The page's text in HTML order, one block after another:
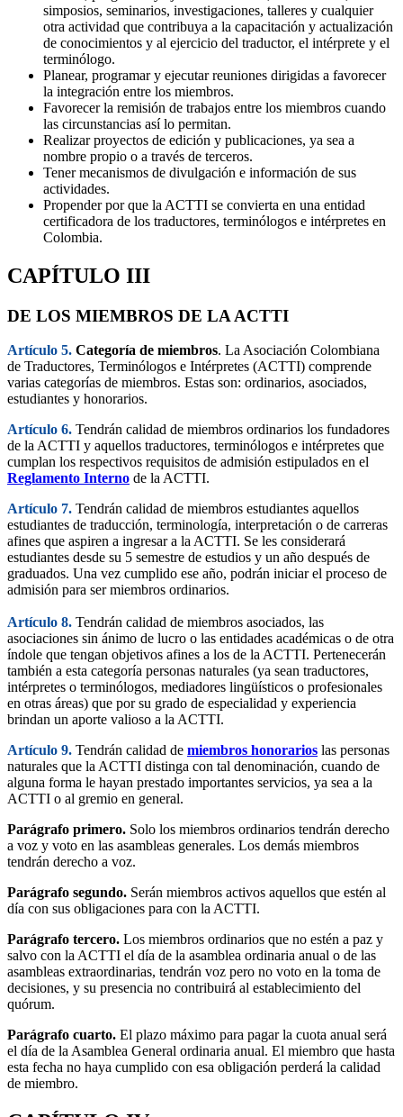
simposios, seminarios, investigaciones, talleres y cualquier
otra actividad que contribuya a la capacitación y actualización
de conocimientos y al ejercicio del traductor, el intérprete y el
terminólogo.
Planear, programar y ejecutar reuniones dirigidas a favorecer
la integración entre los miembros.
Favorecer la remisión de trabajos entre los miembros cuando
las circunstancias así lo permitan.
Realizar proyectos de edición y publicaciones, ya sea a
nombre propio o a través de terceros.
Tener mecanismos de divulgación e información de sus
actividades.
Propender por que la ACTTI se convierta en una entidad
certificadora de los traductores, terminólogos e intérpretes en
Colombia.
CAPÍTULO III
DE LOS MIEMBROS DE LA ACTTI
Artículo 5. Categoría de miembros. La Asociación Colombiana
de Traductores, Terminólogos e Intérpretes (ACTTI) comprende
varias categorías de miembros. Estas son: ordinarios, asociados,
estudiantes y honorarios.
Artículo 6. Tendrán calidad de miembros ordinarios los fundadores
de la ACTTI y aquellos traductores, terminólogos e intérpretes que
cumplan los respectivos requisitos de admisión estipulados en el
Reglamento Interno de la ACTTI.
Artículo 7. Tendrán calidad de miembros estudiantes aquellos
estudiantes de traducción, terminología, interpretación o de carreras
afines que aspiren a ingresar a la ACTTI. Se les considerará
estudiantes desde su 5 semestre de estudios y un año después de
graduados. Una vez cumplido ese año, podrán iniciar el proceso de
admisión para ser miembros ordinarios.
Artículo 8. Tendrán calidad de miembros asociados, las
asociaciones sin ánimo de lucro o las entidades académicas o de otra
índole que tengan objetivos afines a los de la ACTTI. Pertenecerán
también a esta categoría personas naturales (ya sean traductores,
intérpretes o terminólogos, mediadores lingüísticos o profesionales
en otras áreas) que por su grado de especialidad y experiencia
brindan un aporte valioso a la ACTTI.
Artículo 9. Tendrán calidad de miembros honorarios las personas
naturales que la ACTTI distinga con tal denominación, cuando de
alguna forma le hayan prestado importantes servicios, ya sea a la
ACTTI o al gremio en general.
Parágrafo primero. Solo los miembros ordinarios tendrán derecho
a voz y voto en las asambleas generales. Los demás miembros
tendrán derecho a voz.
Parágrafo segundo. Serán miembros activos aquellos que estén al
día con sus obligaciones para con la ACTTI.
Parágrafo tercero. Los miembros ordinarios que no estén a paz y
salvo con la ACTTI el día de la asamblea ordinaria anual o de las
asambleas extraordinarias, tendrán voz pero no voto en la toma de
decisiones, y su presencia no contribuirá al establecimiento del
quórum.
Parágrafo cuarto. El plazo máximo para pagar la cuota anual será
el día de la Asamblea General ordinaria anual. El miembro que hasta
esta fecha no haya cumplido con esa obligación perderá la calidad
de miembro.